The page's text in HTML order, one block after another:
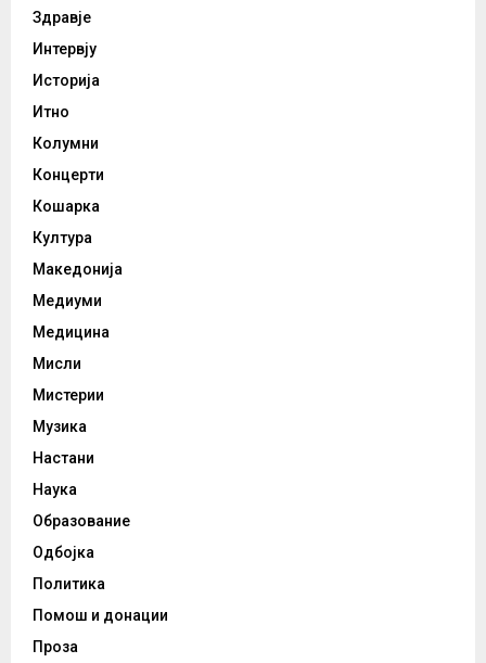
Здравје
Интервју
Историја
Итно
Колумни
Концерти
Кошарка
Култура
Македонија
Медиуми
Медицина
Мисли
Мистерии
Музика
Настани
Наука
Образование
Одбојка
Политика
Помош и донации
Проза